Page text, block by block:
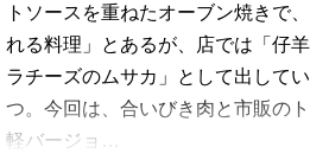
トソースを重ねたオーブン焼きで
れる料理」とあるが、店では「仔
ラチーズのムサカ」として出して
つ。今回は、合いびき肉と市販の
軽バージョ…